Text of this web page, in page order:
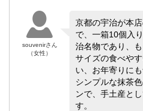
souvenirさん
（女性）
京都の宇治が本
で、一箱10個入
治名物であり、
サイズの食べや
い、お年寄りに
シンプルな抹茶
ンで、手土産と
す。